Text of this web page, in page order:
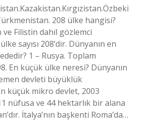
208 ülke hangisi?
Filistin dahil gözlemci
sayısı 208’dir. Dünyanın en
1 – Rusya. Toplam
En küçük ülke neresi? Dünyanın
devleti büyüklük
küçük mikro devlet, 2003
nüfusa ve 44 hektarlık bir alana
İtalya’nın başkenti Roma’da…